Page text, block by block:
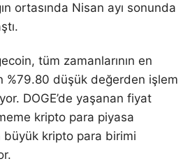
ortasında Nisan ayı sonunda
tüm zamanlarının en
%79.80 düşük değerden işlem
DOGE’de yaşanan fiyat
kripto para piyasa
büyük kripto para birimi